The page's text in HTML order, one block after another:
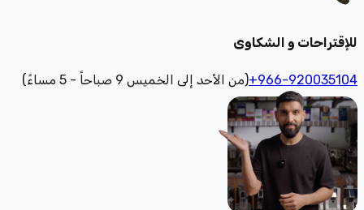
للإقتراحات و الشكاوى
+966-920035104(من الأحد إلى الخميس 9 صباحاً - 5 مساءً)